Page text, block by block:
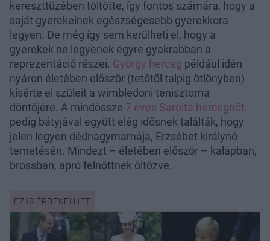
kereszttüzében töltötte, így fontos számára, hogy a
saját gyerekeinek egészségesebb gyerekkora
legyen. De még így sem kerülheti el, hogy a
gyerekek ne legyenek egyre gyakrabban a
reprezentáció részei. György herceg például idén
nyáron életében először (tetőtől talpig ötlönyben)
kísérte el szüleit a wimbledoni tenisztorna
döntőjére. A mindössze 7 éves Sarolta hercegnőt
pedig bátyjával együtt elég idősnek találták, hogy
jelen legyen dédnagymamája, Erzsébet királynő
temetésén. Mindezt – életében először – kalapban,
brossban, apró felnőttnek öltözve.